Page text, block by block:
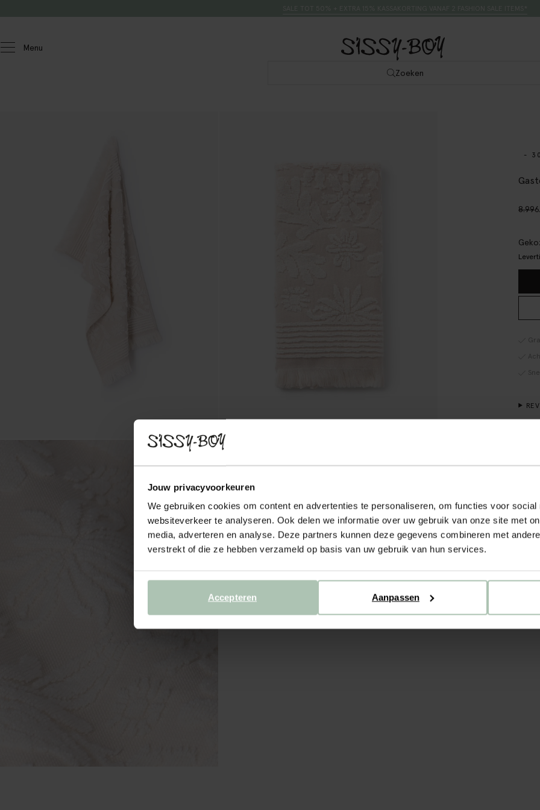
Jouw privacyvoorkeuren
We gebruiken cookies om content en advertenties te personaliseren, om functies voor social
websiteverkeer te analyseren. Ook delen we informatie over uw gebruik van onze site met
media, adverteren en analyse. Deze partners kunnen deze gegevens combineren met
verstrekt of die ze hebben verzameld op basis van uw gebruik van hun services.
Aanpassen
Accepteren
Menu
Zoeken
-
8.99